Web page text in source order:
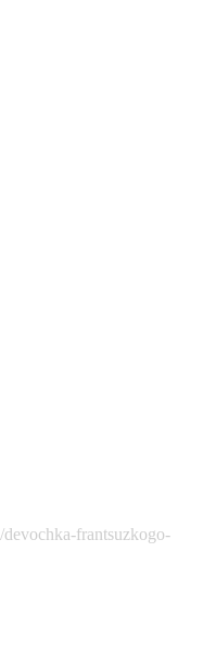
frantsuzkogo-